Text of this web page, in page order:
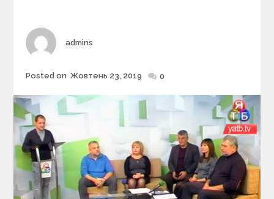
e
s
Author
admins
Posted
Posted on Жовтень 23, 2019 0